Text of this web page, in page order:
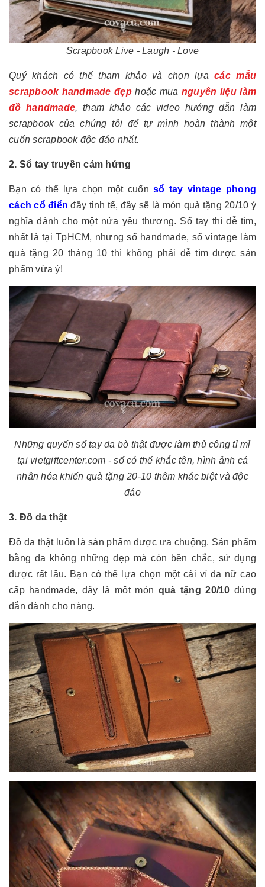
Scrapbook Live - Laugh - Love
Quý khách có thể tham khảo và chọn lựacác mẫu
scrapbook handmade đẹp hoặc mua nguyên liệu làm
đồ handmade, tham khảo các video hướng dẫn làm
scrapbook của chúng tôi để tự mình hoàn thành một
cuốn scrapbook độc đáo nhất.
2. Sổ tay truyền cảm hứng
Bạn có thể lựa chọn một cuốnsổ tay vintage phong
cách cổ điển đầy tinh tế, đây sẽ là món quà tặng 20/10 ý
nghĩa dành cho một nửa yêu thương. Sổ tay thì dễ tìm,
nhất là tại TpHCM, nhưng sổ handmade, sổ vintage làm
quà tặng 20 tháng 10 thì không phải dễ tìm được sản
phẩm vừa ý!
Những quyển sổ tay da bò thật được làm thủ công tỉ mỉ
tại vietgiftcenter.com - sổ có thể khắc tên, hình ảnh cá
nhân hóa khiến quà tặng 20-10 thêm khác biệt và độc
đáo
3. Đồ da thật
Đồ da thật luôn là sản phẩm được ưa chuộng. Sản phẩm
bằng da không những đẹp mà còn bền chắc, sử dụng
được rất lâu. Bạn có thể lựa chọn một cái ví da nữ cao
cấp handmade, đây là một món quà tặng 20/10 đúng
đắn dành cho nàng.